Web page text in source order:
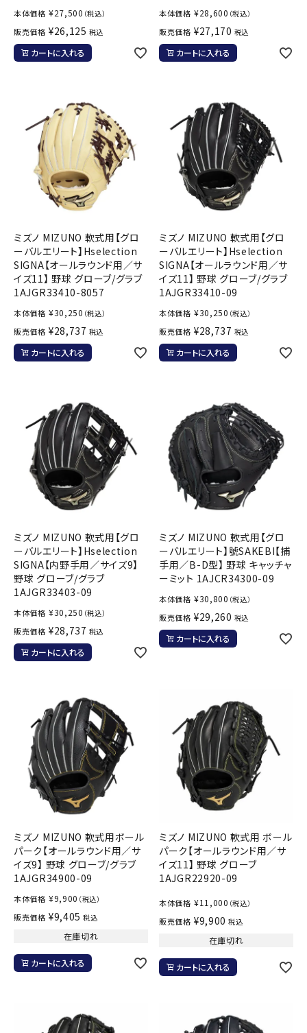
本体価格 ¥27,500 （税込）
販売価格 ¥26,125 税込
カートに入れる
本体価格 ¥28,600 （税込）
販売価格 ¥27,170 税込
カートに入れる
ミズノ MIZUNO 軟式用【グロ
ーバルエリート】Hselection
SIGNA【オールラウンド用／サ
イズ11】 野球 グローブ/グラブ
1AJGR33410-8057
本体価格 ¥30,250 （税込）
販売価格 ¥28,737 税込
カートに入れる
ミズノ MIZUNO 軟式用【グロ
ーバルエリート】Hselection
SIGNA【オールラウンド用／サ
イズ11】 野球 グローブ/グラブ
1AJGR33410-09
本体価格 ¥30,250 （税込）
販売価格 ¥28,737 税込
カートに入れる
ミズノ MIZUNO 軟式用【グロ
ーバルエリート】Hselection
SIGNA【内野手用／サイズ9】
野球 グローブ/グラブ
1AJGR33403-09
本体価格 ¥30,250 （税込）
販売価格 ¥28,737 税込
カートに入れる
ミズノ MIZUNO 軟式用【グロ
ーバルエリート】號SAKEBI【捕
手用／B-D型】 野球 キャッチャ
ーミット 1AJCR34300-09
本体価格 ¥30,800 （税込）
販売価格 ¥29,260 税込
カートに入れる
ミズノ MIZUNO 軟式用ボール
パーク【オールラウンド用／サ
イズ9】 野球 グローブ/グラブ
1AJGR34900-09
本体価格 ¥9,900 （税込）
販売価格 ¥9,405 税込
在庫切れ
カートに入れる
ミズノ MIZUNO 軟式用 ボール
パーク【オールラウンド用／サ
イズ11】 野球 グローブ
1AJGR22920-09
本体価格 ¥11,000 （税込）
販売価格 ¥9,900 税込
在庫切れ
カートに入れる